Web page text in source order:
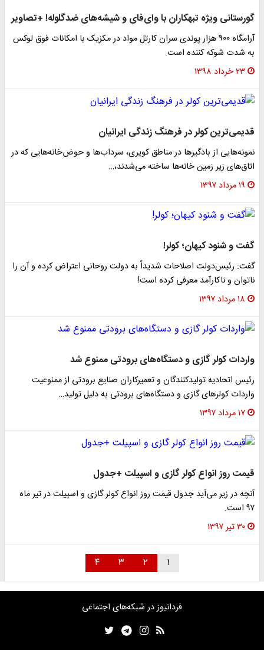
گورستانی ویژه تبهکاران با وای‌فای و شیشه‌های ضدگلوله! +تصاویر
آرامگاه ۹۰۰ هزار پوندی سران کارتل مواد در مکزیک با امکانات فوق لوکس
به شدت شوکه کننده است.
۲۳ خرداد ۱۳۹۸
قدیمی‌ترین کولر در فرهنگ زندگی ایرانیان
نمونه‌هایی از بادگیر‌ها در مناطق کویری، سرداب‌ها و حوض‌خانه‌هایی که در
اتاق‌های زیر زمین خانه‌ها ساخته می‌شدند،…
۱۹ مرداد ۱۳۹۷
گفت و شنود کیهان؛ کولر!
گفت: رئیس‌دولت اصلاحات شدیداً به دولت روحانی اعتراض کرده و آن را
ناتوان و ناکارآمد معرفی کرده است!
۱۸ مرداد ۱۳۹۷
واردات کولر گازی و دستگاه‌های برودتی ممنوع شد
رئیس اتحادیه تولیدکنندگان و تعمیرکاران صنایع برودتی از ممنوعیت
واردات کولر‌های گازی و دستگاه‌های برودتی به دلیل تولید…
۱۷ مرداد ۱۳۹۷
قیمت روز انواع کولر گازی و اسپیلت +جدول
آنچه در زیر می‌آید جدول قیمت روز انواع کولر گازی و اسپیلت در تیر ماه
۹۷ است.
۳۰ تیر ۱۳۹۷
۱ ۲ ۳ ۴
فردانیوز در شبکه‌های اجتماعی